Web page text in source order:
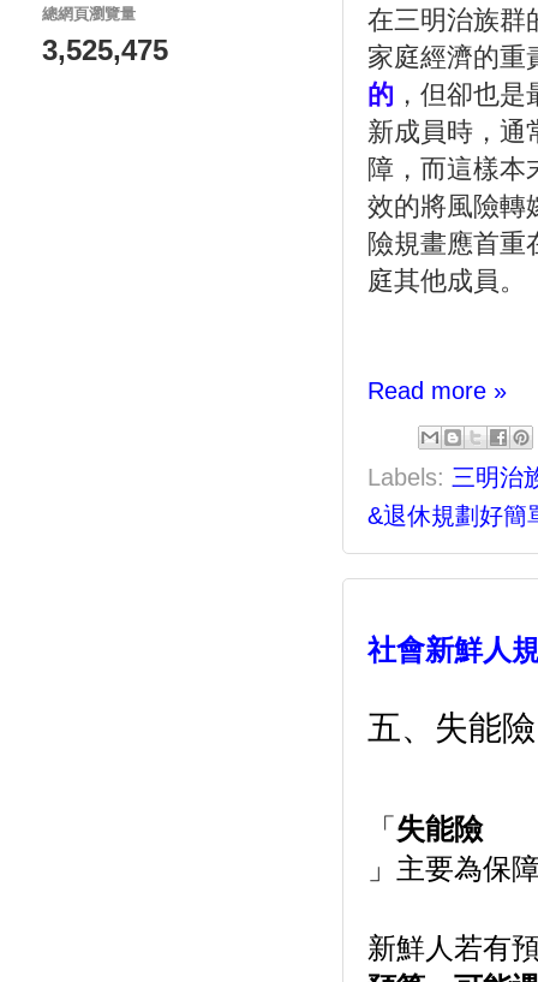
在三明治族群
家庭經濟的重
的 ，但卻也
新成員時，通
障，而這樣本
效的將風險轉
險規畫應首重
庭其他成員。
Read more »
Labels: 三明治
&退休規劃好簡
社會新鮮人
五、失能險
「 失能險
」主要為保
新鮮人若有
總網頁瀏覽量
3,525,475